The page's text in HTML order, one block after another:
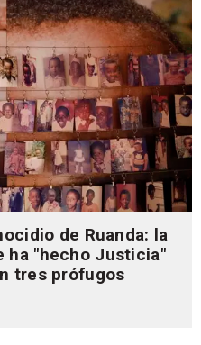
de Ruanda: la
ha "hecho Justicia"
tres prófugos